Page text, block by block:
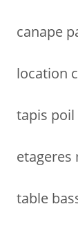
canape
location
tapis poil
etageres
table